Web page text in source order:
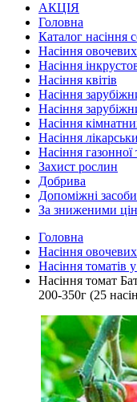
АКЦІЯ
Головна
Каталог насіння
Насіння
Насіння
Насіння квітів
Насіння
Насіння
Насіння
Насіння
Насіння газонної
Захист рослин
Добрива
Допоміжні засоби
За зниженими
Головна
Насіння
Насіння томатів
Насіння томат
200-350г (25